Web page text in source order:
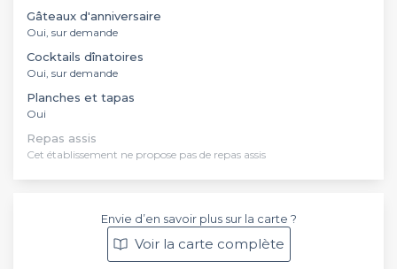
Gâteaux d'anniversaire
Oui, sur demande
Cocktails dînatoires
Oui, sur demande
Planches et tapas
Oui
Repas assis
Cet établissement ne propose pas de repas assis
Envie d’en savoir plus sur la carte ?
Voir la carte complète